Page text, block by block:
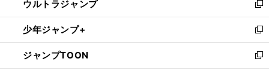
く
で
開
く
ド
ウ
で
開
く
ィ
ン
ド
ウ
で
開
い
ウ
ィ
ン
ド
ウ
ウルトラジャンプ
新
し
い
ウ
ィ
少年ジャンプ+
新
し
い
ジャンプTOON
新